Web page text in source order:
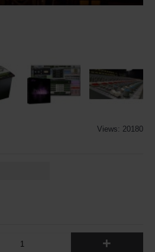
Views: 20180
+